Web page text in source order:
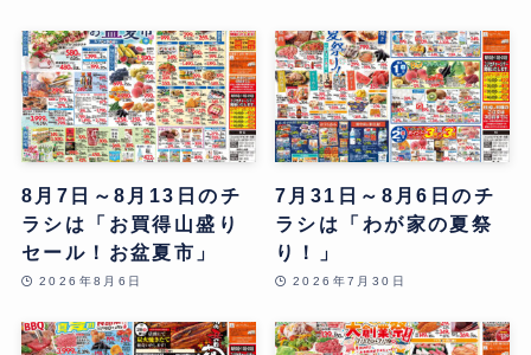
8月7日～8月13日のチ
ラシは「お買得山盛り
セール！お盆夏市」
2026年8月6日
7月31日～8月6日のチ
ラシは「わが家の夏祭
り！」
2026年7月30日